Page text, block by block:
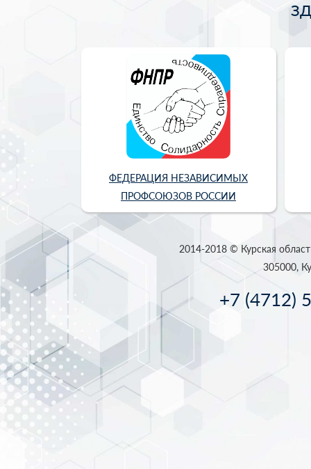
ФЕДЕРАЦИЯ НЕЗАВИСИМЫХ
ПРОФСОЮЗОВ РОССИИ
2014-2018 © Курская
305000,
+7 (4712)